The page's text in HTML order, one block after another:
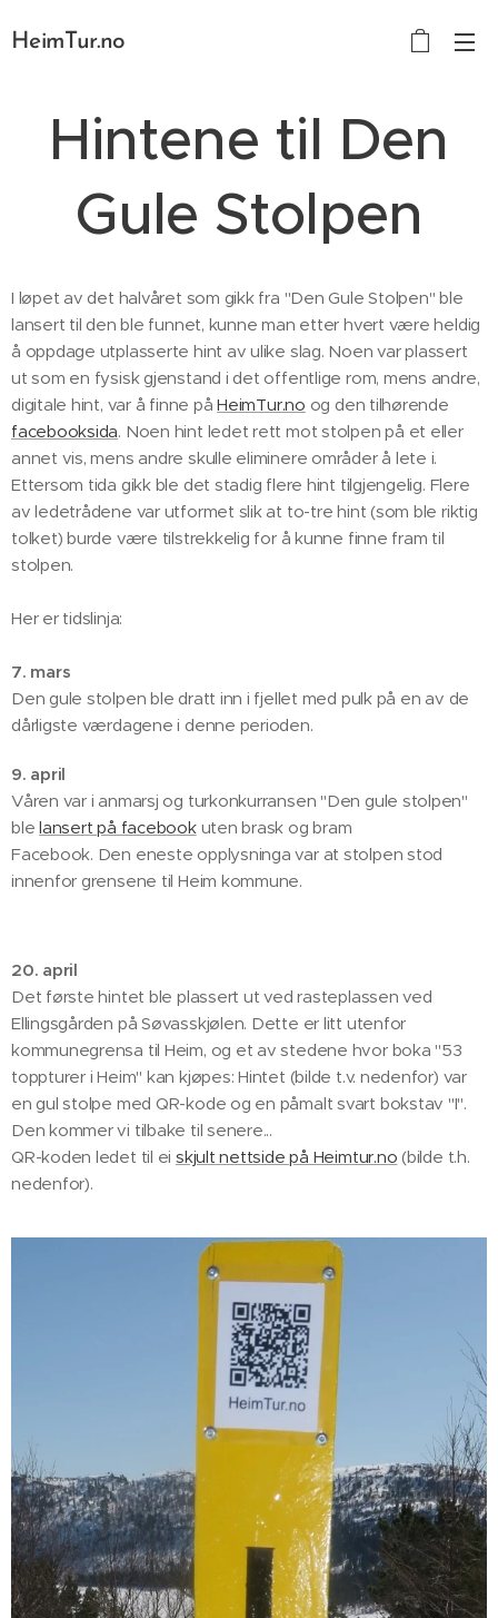
HeimTur.no
Hintene til Den
Gule Stolpen
I løpet av det halvåret som gikk fra "Den Gule Stolpen" ble
lansert til den ble funnet, kunne man etter hvert være heldig
å oppdage utplasserte hint av ulike slag. Noen var plassert
ut som en fysisk gjenstand i det offentlige rom, mens andre,
digitale hint, var å finne påHeimTur.no og den tilhørende
facebooksida. Noen hint ledet rett mot stolpen på et eller
annet vis, mens andre skulle eliminere områder å lete i.
Ettersom tida gikk ble det stadig flere hint tilgjengelig. Flere
av ledetrådene var utformet slik at to-tre hint (som ble riktig
tolket) burde være tilstrekkelig for å kunne finne fram til
stolpen.
Her er tidslinja:
7. mars
Den gule stolpen ble dratt inn i fjellet med pulk på en av de
dårligste værdagene i denne perioden.
9. april
Våren var i anmarsj og turkonkurransen "Den gule stolpen"
blelansert på facebookuten brask og bram
Facebook. Den eneste opplysninga var at stolpen stod
innenfor grensene til Heim kommune.
20. april
Det første hintet ble plassert ut ved rasteplassen ved
Ellingsgården på Søvasskjølen. Dette er litt utenfor
kommunegrensa til Heim, og et av stedene hvor boka "53
toppturer i Heim" kan kjøpes: Hintet (bilde t.v. nedenfor) var
en gul stolpe med QR-kode og en påmalt svart bokstav "I".
Den kommer vi tilbake til senere...
QR-koden ledet til ei skjult nettside på Heimtur.no (bilde t.h.
nedenfor).